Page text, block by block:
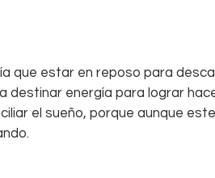
que estar en reposo para
destinar energía para lograr
el sueño, porque aunque